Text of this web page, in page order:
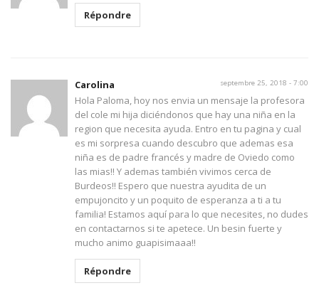
Répondre
Carolina septembre 25, 2018 - 7:00
Hola Paloma, hoy nos envia un mensaje la profesora
del cole mi hija diciéndonos que hay una niña en la
region que necesita ayuda. Entro en tu pagina y cual
es mi sorpresa cuando descubro que ademas esa
niña es de padre francés y madre de Oviedo como
las mias!! Y ademas también vivimos cerca de
Burdeos!! Espero que nuestra ayudita de un
empujoncito y un poquito de esperanza a ti a tu
familia! Estamos aquí para lo que necesites, no dudes
en contactarnos si te apetece. Un besin fuerte y
mucho animo guapisimaaa!!
Répondre